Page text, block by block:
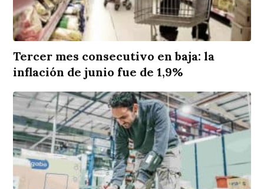
Tercer mes consecutivo en baja: la
inflación de junio fue de 1,9%